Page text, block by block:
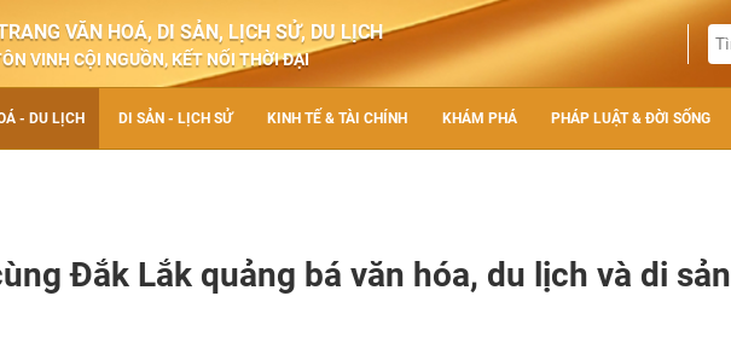
VĂN HOÁ, DI SẢN, LỊCH SỬ, DU LỊCH
VINH CỘI NGUỒN, KẾT NỐI THỜI ĐẠI
- DU LỊCH DI SẢN - LỊCH SỬ KINH TẾ & TÀI CHÍNH KHÁM PHÁ PHÁP LUẬT & ĐỜI SỐNG
Đắk Lắk quảng bá văn hóa, du lịch và di sản